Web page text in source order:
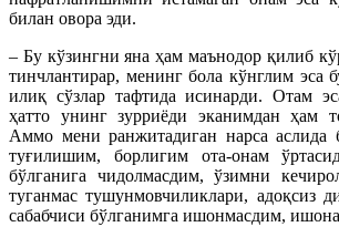
билан овора эди.
– Бу кўзингни яна ҳам маънодор қилиб
тинчлантирар, менинг бола кўнглим эса
илиқ сўзлар тафтида исинарди. Отам
ҳатто унинг зурриёди эканимдан ҳам
Аммо мени ранжитадиган нарса аслида
туғилишим, борлигим ота-онам
бўлганига чидолмасдим, ўзимни
туганмас тушунмовчиликлари, адоқсиз
сабабчиси бўлганимга ишонмасдим,